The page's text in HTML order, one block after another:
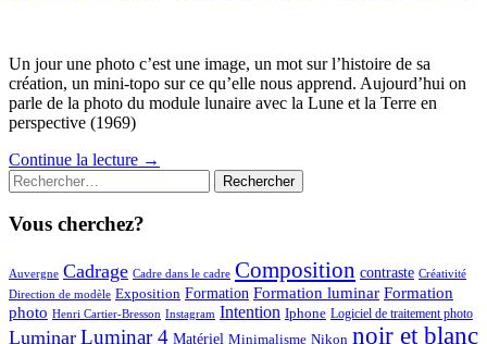
Un jour une photo c’est une image, un mot sur l’histoire de sa
création, un mini-topo sur ce qu’elle nous apprend. Aujourd’hui on
parle de la photo du module lunaire avec la Lune et la Terre en
perspective (1969)
Continue la lecture →
Rechercher :
Vous cherchez?
Auvergne Cadrage Cadre dans le cadre Composition contraste Créativité
Direction de modèle Exposition Formation Formation luminar Formation
photo Henri Cartier-Bresson Instagram Intention Iphone Logiciel de traitement photo
Luminar Luminar 4 Matériel Minimalisme Nikon noir et blanc